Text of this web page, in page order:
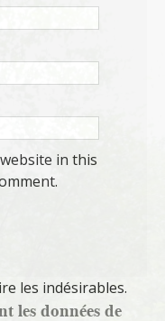
in this
les indésirables.
les données de